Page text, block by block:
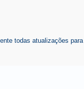
todas atualizações para